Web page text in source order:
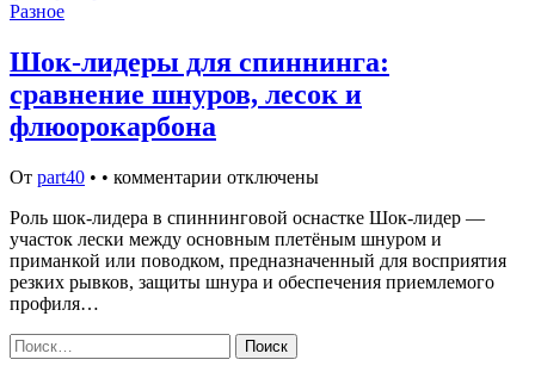
Разное
Шок-лидеры для спиннинга:
сравнение шнуров, лесок и
флюорокарбона
От part40 • • комментарии отключены
Роль шок-лидера в спиннинговой оснастке Шок-лидер —
участок лески между основным плетёным шнуром и
приманкой или поводком, предназначенный для восприятия
резких рывков, защиты шнура и обеспечения приемлемого
профиля…
Найти: